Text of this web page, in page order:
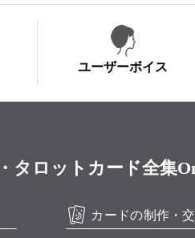
ユーザーボイス
タロットカード全集
カードの制作・